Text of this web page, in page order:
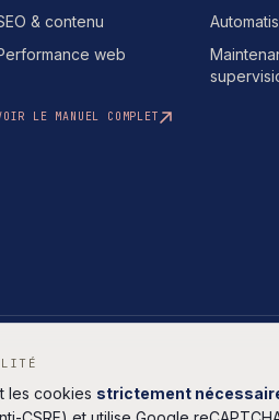
& contenu
web
LE MANUEL COMPLET
les cookies strictement